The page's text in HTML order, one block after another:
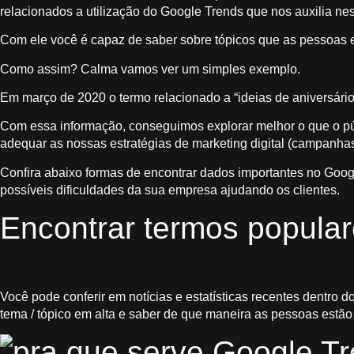
relacionados a utilização do Google Trends que nos auxilia
Com ele você é capaz de saber sobre tópicos que as
Como assim? Calma vamos ver um simples exemplo.
Em março de 2020 o termo relacionado a “ideias de
Com essa informação, conseguimos explorar melhor o que o
adequar as nossas estratégias de marketing digital
Confira abaixo formas de encontrar dados importantes no
possíveis dificuldades da sua empresa ajudando os clientes.
Encontrar termos
Você pode conferir em notícias e estatísticas recentes dentro
tema / tópico em alta e saber de que maneira as pessoas